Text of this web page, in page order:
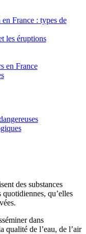
France : types de
les éruptions
en France
des substances
qu’elles
dans
qualité de l’eau, de l’air